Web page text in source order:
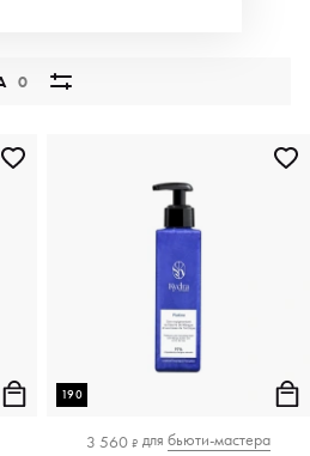
0
190
3 560 ₽ для бьюти-мастера